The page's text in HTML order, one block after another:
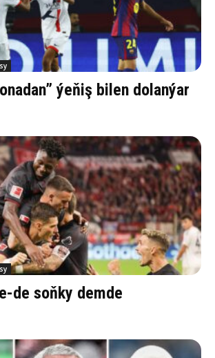
ýeňiş bilen dolanýar
de soňky demde